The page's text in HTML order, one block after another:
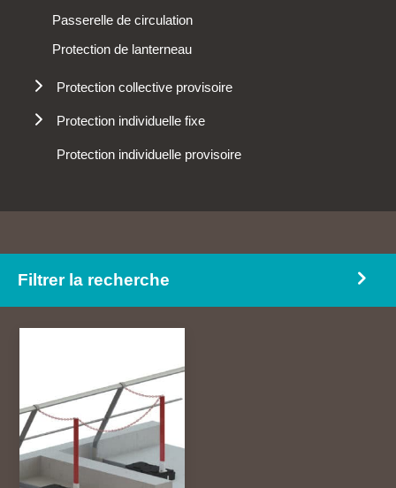
Passerelle de circulation
Protection de lanterneau
Protection collective provisoire
Protections périphériques
Protection individuelle fixe
Anneau d'ancrage
Lignes de vie
Potence, portiques et spécial
Protection individuelle provisoire
Filtrer la recherche